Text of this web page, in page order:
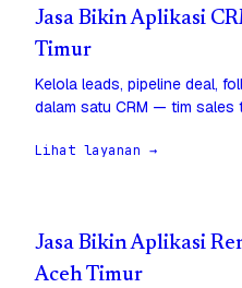
Jasa Bikin Aplikasi
Timur
Kelola leads, pipeline deal,
dalam satu CRM — tim sales
Lihat layanan →
Jasa Bikin Aplikasi
Aceh Timur